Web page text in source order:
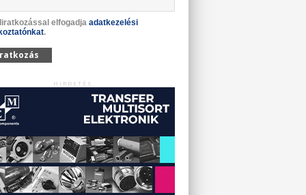
elfogadja adatkezelési
.
HIRDETÉS